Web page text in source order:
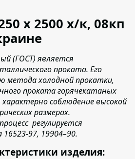
х 2500 х/к, 08кп
(ГОСТ) является
проката. Его
метода холодной прокатки,
проката горячекатаных
соблюдение высокой
размерах.
регулируется
97, 19904–90.
изделия: